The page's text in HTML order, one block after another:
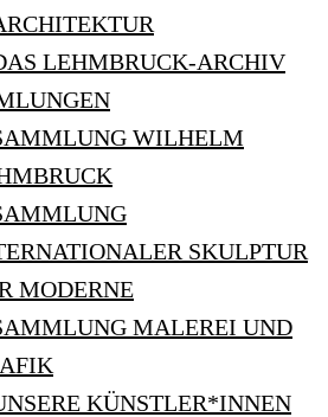
LEHMBRUCK-ARCHIV
WILHELM
SKULPTUR
MODERNE
MALEREI UND
KÜNSTLER*INNEN